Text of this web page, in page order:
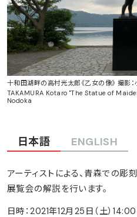
十和田湖畔の高村光太郎《乙女の像》 撮影
TAKAMURA Kotaro "The Statue of
Nodoka
日本語 ENGLISH
アーティストによる、青森での彫
展覧会の解説を行います。
日時：2021年12月25日（土）